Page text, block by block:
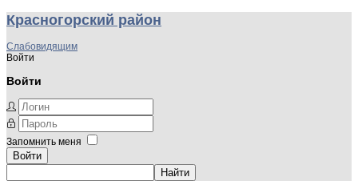
Красногорский район
Слабовидящим
Войти
Войти
Запомнить меня
Войти